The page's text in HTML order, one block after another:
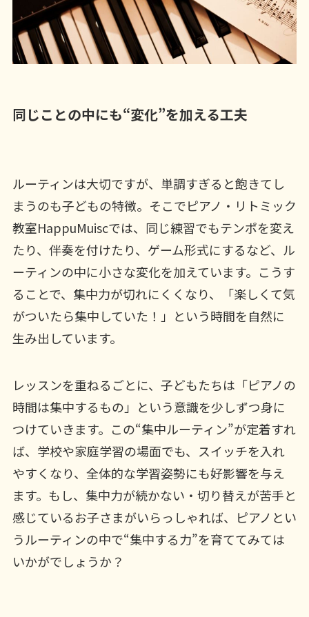
同じことの中にも“変化”を加える工夫
ルーティンは大切ですが、単調すぎると飽きてし
まうのも子どもの特徴。そこでピアノ・リトミック
教室HappuMuiscでは、同じ練習でもテンポを変え
たり、伴奏を付けたり、ゲーム形式にするなど、ル
ーティンの中に小さな変化を加えています。こうす
ることで、集中力が切れにくくなり、「楽しくて気
がついたら集中していた！」という時間を自然に
生み出しています。
レッスンを重ねるごとに、子どもたちは「ピアノの
時間は集中するもの」という意識を少しずつ身に
つけていきます。この“集中ルーティン”が定着すれ
ば、学校や家庭学習の場面でも、スイッチを入れ
やすくなり、全体的な学習姿勢にも好影響を与え
ます。もし、集中力が続かない・切り替えが苦手と
感じているお子さまがいらっしゃれば、ピアノとい
うルーティンの中で“集中する力”を育ててみては
いかがでしょうか？